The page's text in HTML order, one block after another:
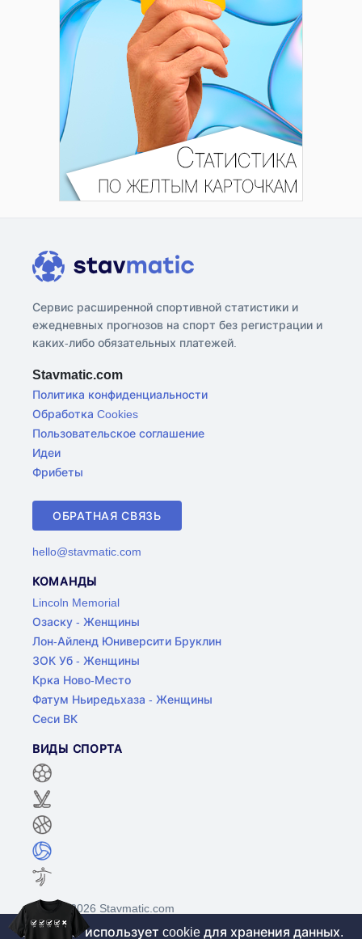
Сервис расширенной спортивной статистики и
ежедневных прогнозов на спорт без регистрации и
каких-либо обязательных платежей.
Stavmatic.com
Политика конфиденциальности
Обработка Cookies
Пользовательское соглашение
Идеи
Фрибеты
ОБРАТНАЯ СВЯЗЬ
hello@stavmatic.com
КОМАНДЫ
Lincoln Memorial
Озаску - Женщины
Лон-Айленд Юниверсити Бруклин
ЗОК Уб - Женщины
Крка Ново-Место
Фатум Ньиредьхаза - Женщины
Сеси ВК
ВИДЫ СПОРТА
©2017-2026 Stavmatic.com
Этот сайт использует cookie для хранения данных.